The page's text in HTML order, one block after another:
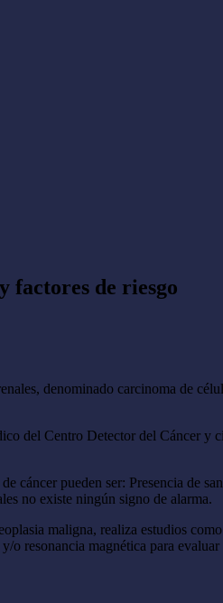
factores de riesgo
denominado carcinoma de
del Centro Detector del Cáncer y
cáncer pueden ser: Presencia
no existe ningún signo de alarma.
maligna, realiza estudios
resonancia magnética para